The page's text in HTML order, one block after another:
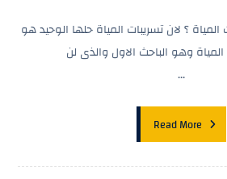
؟ لان تسريبات المياة حلها الوحيد هو
وهو الباحث الاول والذى لن
...
Read More